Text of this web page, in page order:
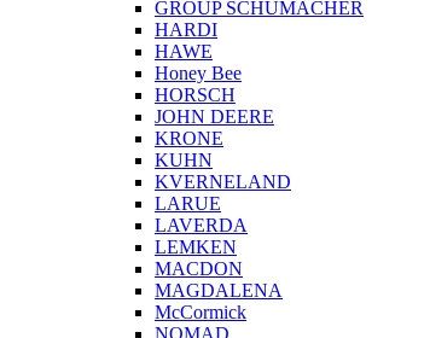
GROUP SCHUMACHER
HARDI
HAWE
Honey Bee
HORSCH
JOHN DEERE
KRONE
KUHN
KVERNELAND
LARUE
LAVERDA
LEMKEN
MACDON
MAGDALENA
McCormick
NOMAD